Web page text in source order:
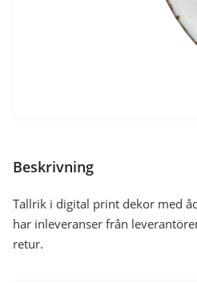
Beskrivning
Tallrik i digital print dekor med
har inleveranser från
retur.